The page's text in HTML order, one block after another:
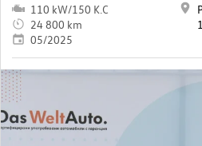
110 kW/150 K.C
24 800 km
05/2025